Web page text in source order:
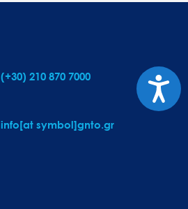
(+30) 210 870 7000
info[at symbol]gnto.gr